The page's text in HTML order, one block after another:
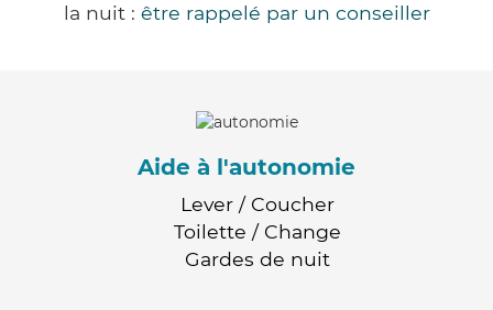
la nuit : être rappelé par un conseiller
Aide à l'autonomie
Lever / Coucher
Toilette / Change
Gardes de nuit